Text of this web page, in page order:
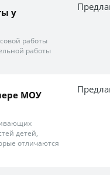
у
работы
работы
МОУ
детей,
отличаются